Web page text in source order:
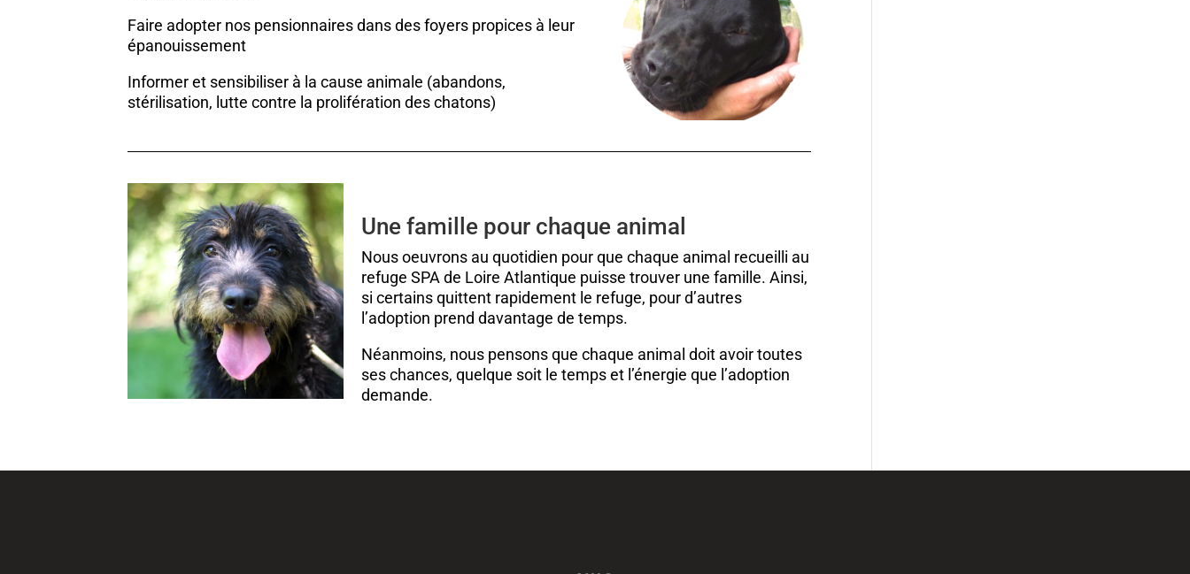
Faire adopter nos pensionnaires dans des foyers propices à leur
épanouissement
Informer et sensibiliser à la cause animale (abandons,
stérilisation, lutte contre la prolifération des chatons)
Une famille pour chaque animal
Nous oeuvrons au quotidien pour que chaque animal recueilli au
refuge SPA de Loire Atlantique puisse trouver une famille. Ainsi,
si certains quittent rapidement le refuge, pour d’autres
l’adoption prend davantage de temps.
Néanmoins, nous pensons que chaque animal doit avoir toutes
ses chances, quelque soit le temps et l’énergie que l’adoption
demande.